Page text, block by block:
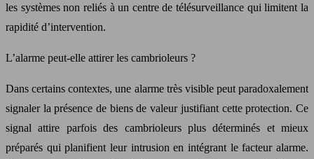
les systèmes non reliés à un centre de télésurveillance qui limitent la
rapidité d’intervention.
L’alarme peut-elle attirer les cambrioleurs ?
Dans certains contextes, une alarme très visible peut paradoxalement
signaler la présence de biens de valeur justifiant cette protection. Ce
signal attire parfois des cambrioleurs plus déterminés et mieux
préparés qui planifient leur intrusion en intégrant le facteur alarme.